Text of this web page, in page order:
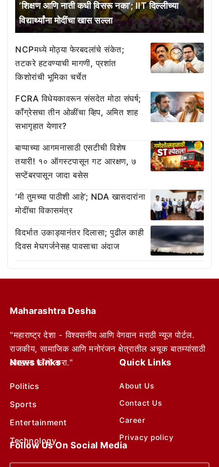
‘शिक्षण आणि नाती कधी विसरू नका’; IIT दिल्लीच्या
विद्यार्थ्यांना मोदींचा खास सल्ला
NCPमध्ये मोठ्या फेरबदलांचे संकेत;
तटकरे हटवण्याची मागणी, प्रशांत
किशोरांची भूमिका चर्चेत
FCRA विधेयकावरून संसदेत मोठा संघर्ष;
काँग्रेसचा तीन ओळींचा व्हिप, अमित शाह
सभागृहात येणार?
बाप्पाच्या आगमनासाठी एसटीची विशेष
तयारी! १० ऑगस्टपासून गट आरक्षण, ७
सप्टेंबरपासून जादा बसेस
‘मी तुमच्या पाठीशी आहे’; NDA खासदारांना
मोदींचा विकासमंत्र
विदर्भात उकाड्यानंतर दिलासा; पुढील काही
दिवस मेघगर्जनेसह पावसाचा अंदाज
Maharashtra Desha
"महाराष्ट्र देशा - विश्वसनीय आणि वेगवान मराठी न्यूज पोर्टल.
राजकीय, सामाजिक आणि मनोरंजन क्षेत्रातील अचूक बातम्यांसाठी
आम्हाला फॉलो करा."
News Links
Politics
Sports
Entertainment
Technology
Quick Links
About Us
Contact Us
Career
Privacy policy
Follow Us On Social Media